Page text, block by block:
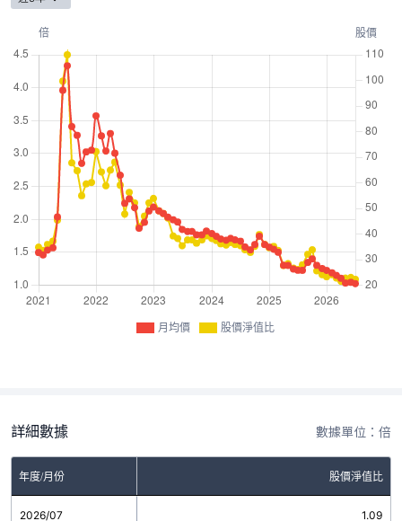
月均價 股價淨值比
詳細數據 數據單位：倍
年度/月份 股價淨值比
2026/07 1.09